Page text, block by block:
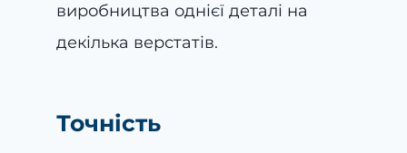
виробництва однієї деталі на
декілька верстатів.
Точність